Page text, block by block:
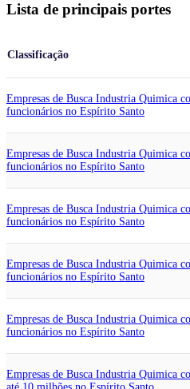
Lista de principais portes
Classificação
Empresas de Busca Industria Quimica
funcionários no Espírito Santo
Empresas de Busca Industria Quimica
funcionários no Espírito Santo
Empresas de Busca Industria Quimica
funcionários no Espírito Santo
Empresas de Busca Industria Quimica
funcionários no Espírito Santo
Empresas de Busca Industria Quimica
funcionários no Espírito Santo
Empresas de Busca Industria Quimica